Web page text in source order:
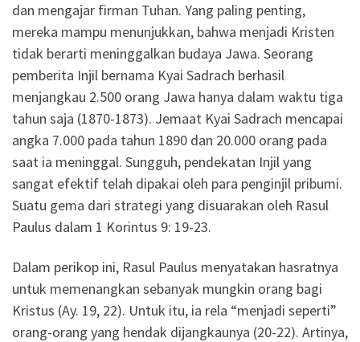
dan mengajar firman Tuhan. Yang paling penting,
mereka mampu menunjukkan, bahwa menjadi Kristen
tidak berarti meninggalkan budaya Jawa. Seorang
pemberita Injil bernama Kyai Sadrach berhasil
menjangkau 2.500 orang Jawa hanya dalam waktu tiga
tahun saja (1870-1873). Jemaat Kyai Sadrach mencapai
angka 7.000 pada tahun 1890 dan 20.000 orang pada
saat ia meninggal. Sungguh, pendekatan Injil yang
sangat efektif telah dipakai oleh para penginjil pribumi.
Suatu gema dari strategi yang disuarakan oleh Rasul
Paulus dalam 1 Korintus 9: 19-23.
Dalam perikop ini, Rasul Paulus menyatakan hasratnya
untuk memenangkan sebanyak mungkin orang bagi
Kristus (Ay. 19, 22). Untuk itu, ia rela “menjadi seperti”
orang-orang yang hendak dijangkaunya (20-22). Artinya,